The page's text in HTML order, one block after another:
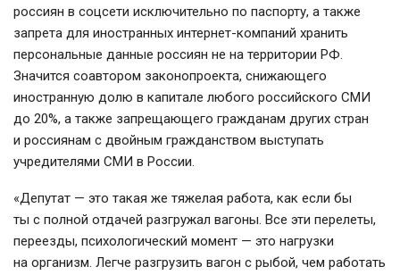
россиян в соцсети исключительно по паспорту, а также
запрета для иностранных интернет-компаний хранить
персональные данные россиян не на территории РФ.
Значится соавтором законопроекта, снижающего
иностранную долю в капитале любого российского СМИ
до 20%, а также запрещающего гражданам других стран
и россиянам с двойным гражданством выступать
учредителями СМИ в России.
«Депутат — это такая же тяжелая работа, как если бы
ты с полной отдачей разгружал вагоны. Все эти перелеты,
переезды, психологический момент — это нагрузки
на организм. Легче разгрузить вагон с рыбой, чем работать